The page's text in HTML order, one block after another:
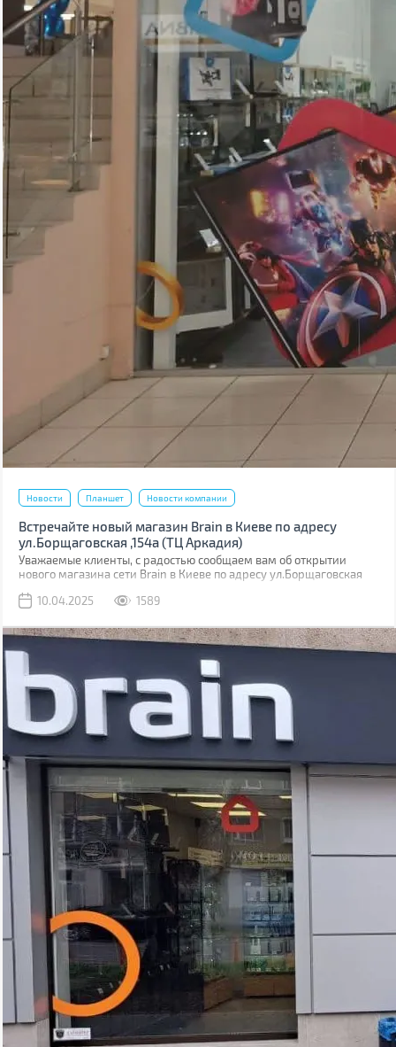
Новости Планшет Новости компании
Встречайте новый магазин Brain в Киеве по адресу
ул.Борщаговская ,154а (ТЦ Аркадия)
Уважаемые клиенты, с радостью сообщаем вам об открытии
нового магазина сети Brain в Киеве по адресу ул.Борщаговская
10.04.2025
1589